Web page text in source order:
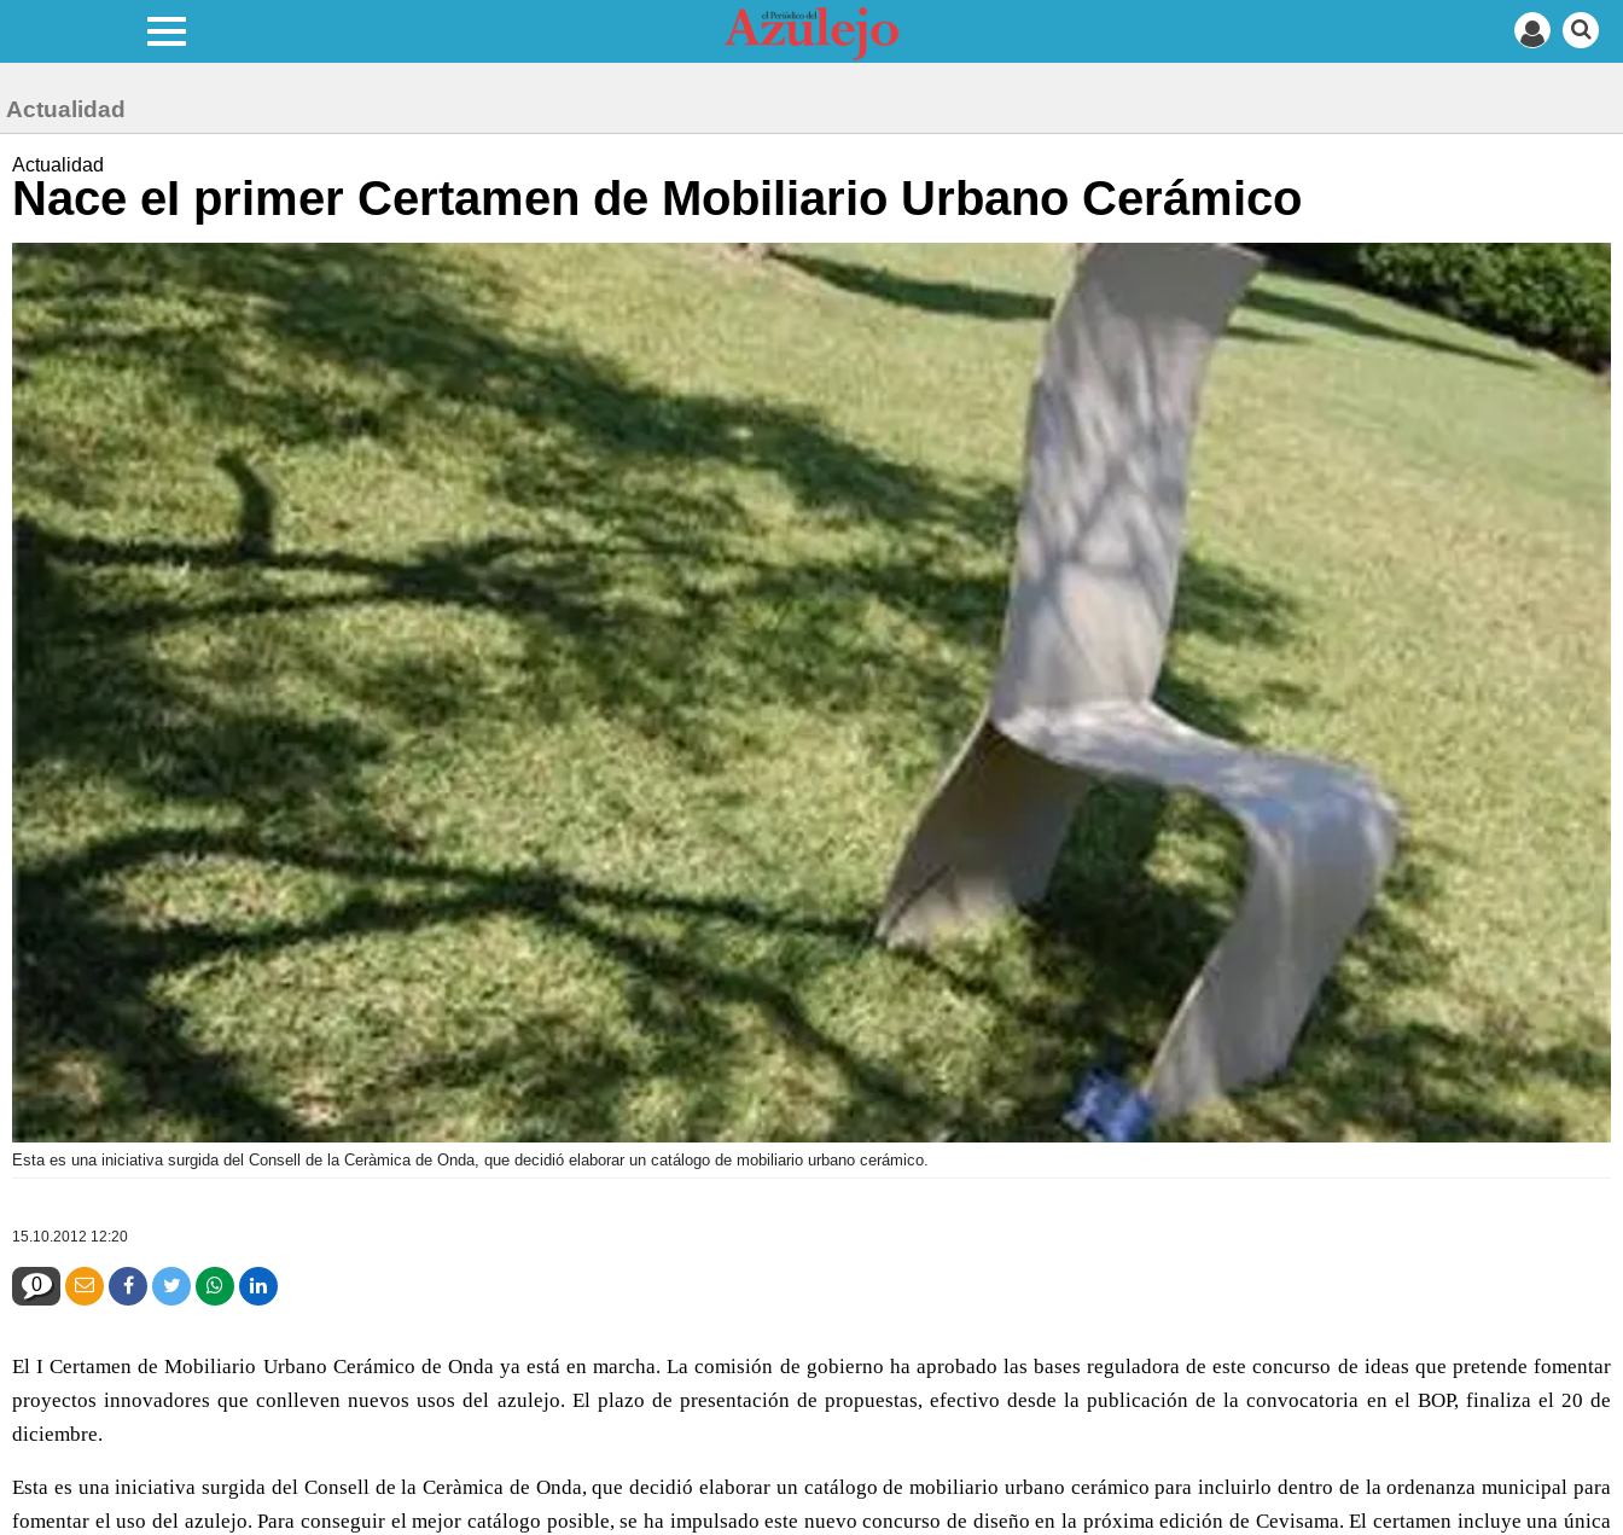
Actualidad
Actualidad
Nace eI primer Certamen de Mobiliario Urbano Cerámico
Esta es una iniciativa surgida del Consell de la Ceràmica de Onda, que decidió elaborar un catálogo de mobiliario urbano cerámico.
15.10.2012 12:20
0
El I Certamen de Mobiliario Urbano Cerámico de Onda ya está en marcha. La comisión de gobierno ha aprobado las bases reguladora de este concurso de ideas que pretende fomentar
proyectos innovadores que conlleven nuevos usos del azulejo. El plazo de presentación de propuestas, efectivo desde la publicación de la convocatoria en el BOP, finaliza el 20 de
diciembre.
Esta es una iniciativa surgida del Consell de la Ceràmica de Onda, que decidió elaborar un catálogo de mobiliario urbano cerámico para incluirlo dentro de la ordenanza municipal para
fomentar el uso del azulejo. Para conseguir el mejor catálogo posible, se ha impulsado este nuevo concurso de diseño en la próxima edición de Cevisama. El certamen incluye una única